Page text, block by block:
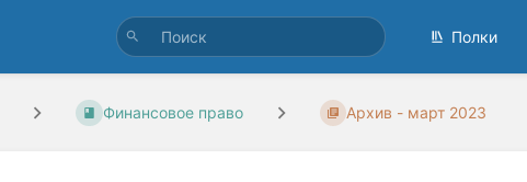
Полки
Финансовое право Архив - март 2023